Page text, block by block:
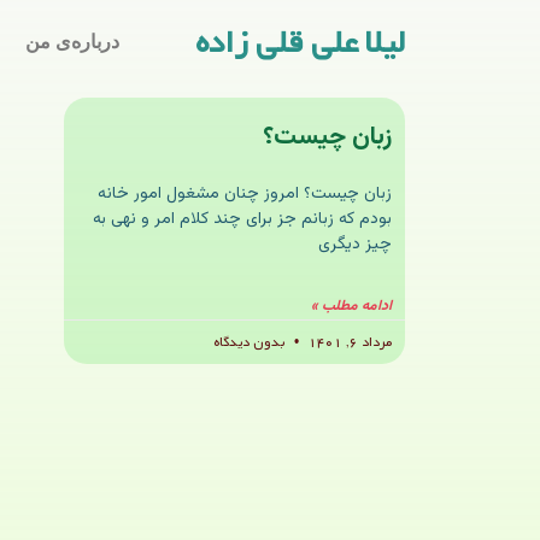
لیلا علی قلی زاده درباره‌ی من
زبان چیست؟
زبان چیست؟ امروز چنان مشغول امور خانه
بودم که زبانم جز برای چند کلام امر و نهی به
چیز دیگری
ادامه مطلب »
مرداد ۶, ۱۴۰۱
بدون دیدگاه